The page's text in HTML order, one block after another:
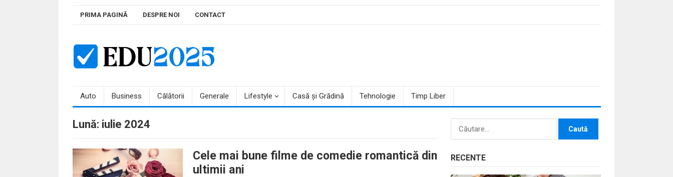
PRIMA PAGINĂ DESPRE NOI CONTACT
Auto Business Călătorii Generale Lifestyle Casă și Grădină Tehnologie Timp Liber
Lună: iulie 2024
Cele mai bune filme de comedie romantică din
ultimii ani
Caută
RECENTE